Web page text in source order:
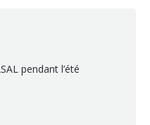
pendant l’été